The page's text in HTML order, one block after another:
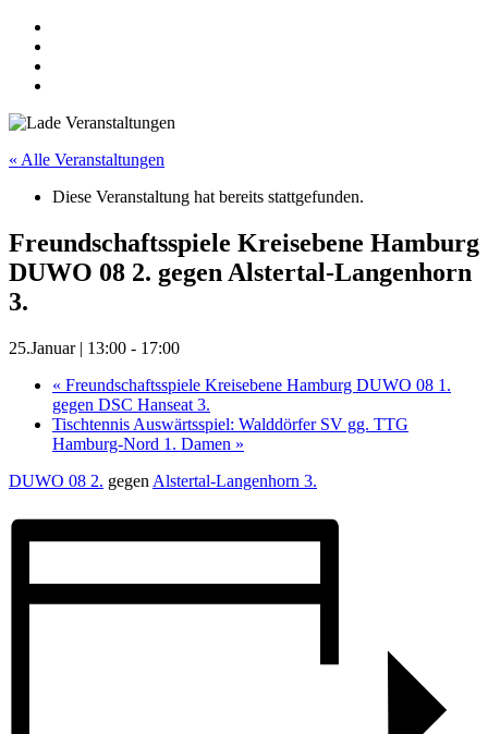
« Alle Veranstaltungen
Diese Veranstaltung hat bereits stattgefunden.
Freundschaftsspiele Kreisebene Hamburg
DUWO 08 2. gegen Alstertal-Langenhorn
3.
25.Januar | 13:00 - 17:00
« Freundschaftsspiele Kreisebene Hamburg DUWO 08 1.
gegen DSC Hanseat 3.
Tischtennis Auswärtsspiel: Walddörfer SV gg. TTG
Hamburg-Nord 1. Damen »
DUWO 08 2. gegen Alstertal-Langenhorn 3.